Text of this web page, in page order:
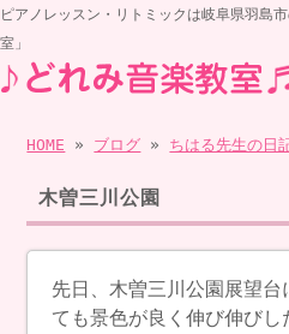
ピアノレッスン・リトミックは岐阜県羽島
室」
HOME » ブログ » ちはる先生の日
木曽三川公園
先日、木曽三川公園展望台
ても景色が良く伸び伸びし